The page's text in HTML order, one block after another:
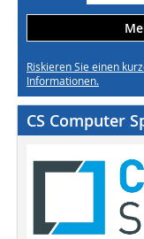
Riskieren Sie einen
Informationen.
CS Computer